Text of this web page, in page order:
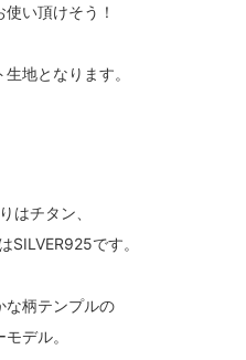
い頂けそう！
地となります。
はチタン、
SILVER925です。
な柄テンプルの
デル。